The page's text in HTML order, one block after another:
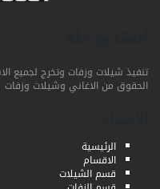
تنفيذ شيلات وزفات وتخرج لجميع
الحقوق من الاغاني وشيلات وزفات
الرئيسية
الاقسام
قسم الشيلات